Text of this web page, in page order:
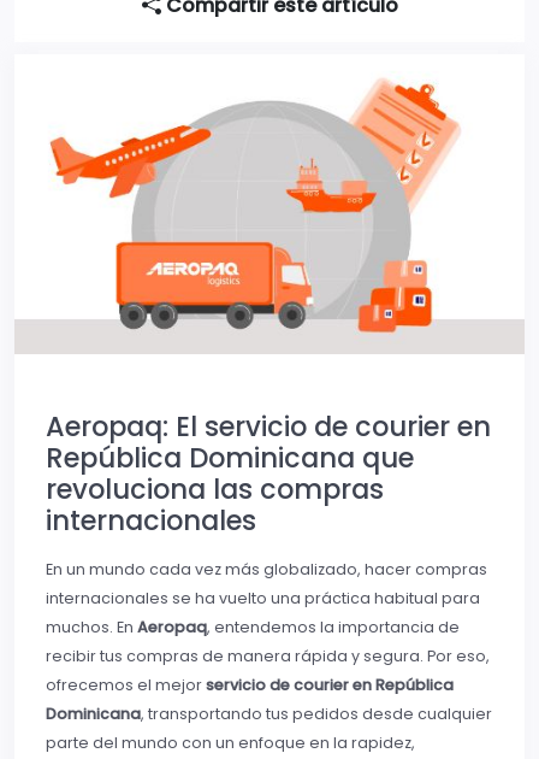
Compartir este artículo
Aeropaq: El servicio de courier en
República Dominicana que
revoluciona las compras
internacionales
En un mundo cada vez más globalizado, hacer compras
internacionales se ha vuelto una práctica habitual para
muchos. En Aeropaq, entendemos la importancia de
recibir tus compras de manera rápida y segura. Por eso,
ofrecemos el mejorservicio de courier en República
Dominicana, transportando tus pedidos desde cualquier
parte del mundo con un enfoque en la rapidez,